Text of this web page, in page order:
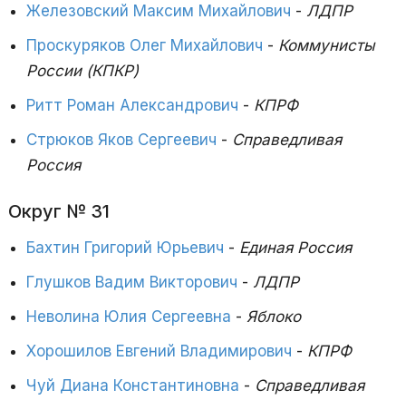
Железовский Максим Михайлович - ЛДПР
Проскуряков Олег Михайлович - Коммунисты
России (КПКР)
Ритт Роман Александрович - КПРФ
Стрюков Яков Сергеевич - Справедливая
Россия
Округ № 31
Бахтин Григорий Юрьевич - Единая Россия
Глушков Вадим Викторович - ЛДПР
Неволина Юлия Сергеевна - Яблоко
Хорошилов Евгений Владимирович - КПРФ
Чуй Диана Константиновна - Справедливая